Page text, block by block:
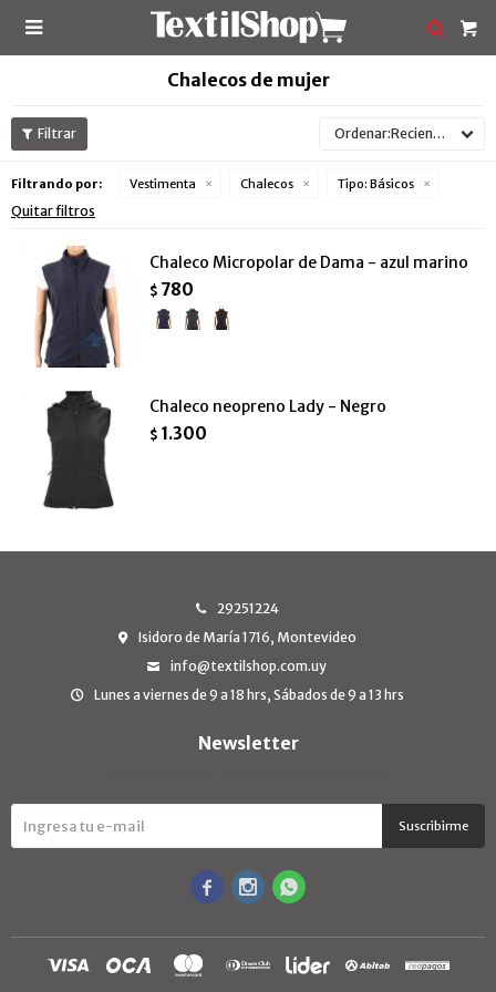

Chalecos de mujer
Recientes
Filtrando por: Vestimenta Chalecos Tipo: Básicos
Quitar filtros
Chaleco Micropolar de Dama - azul marino
$ 780
Chaleco neopreno Lady - Negro
$ 1.300
29251224
Isidoro de María 1716, Montevideo
info@textilshop.com.uy
Lunes a viernes de 9 a 18 hrs, Sábados de 9 a 13 hrs
Newsletter
Suscribirme
  